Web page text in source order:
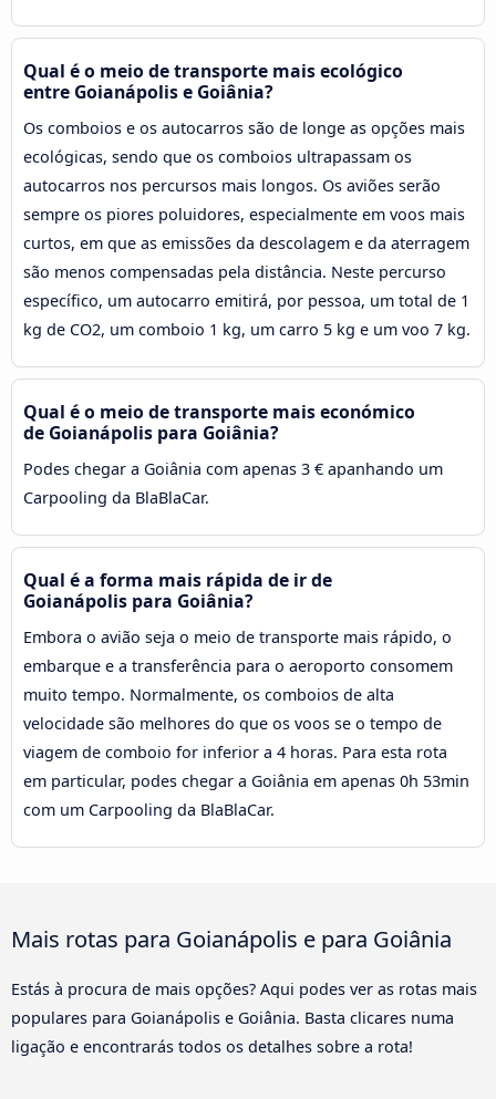
Qual é o meio de transporte mais ecológico
entre Goianápolis e Goiânia?
Os comboios e os autocarros são de longe as opções mais
ecológicas, sendo que os comboios ultrapassam os
autocarros nos percursos mais longos. Os aviões serão
sempre os piores poluidores, especialmente em voos mais
curtos, em que as emissões da descolagem e da aterragem
são menos compensadas pela distância. Neste percurso
específico, um autocarro emitirá, por pessoa, um total de 1
kg de CO2, um comboio 1 kg, um carro 5 kg e um voo 7 kg.
Qual é o meio de transporte mais económico
de Goianápolis para Goiânia?
Podes chegar a Goiânia com apenas 3 € apanhando um
Carpooling da BlaBlaCar.
Qual é a forma mais rápida de ir de
Goianápolis para Goiânia?
Embora o avião seja o meio de transporte mais rápido, o
embarque e a transferência para o aeroporto consomem
muito tempo. Normalmente, os comboios de alta
velocidade são melhores do que os voos se o tempo de
viagem de comboio for inferior a 4 horas. Para esta rota
em particular, podes chegar a Goiânia em apenas 0h 53min
com um Carpooling da BlaBlaCar.
Mais rotas para Goianápolis e para Goiânia
Estás à procura de mais opções? Aqui podes ver as rotas mais
populares para Goianápolis e Goiânia. Basta clicares numa
ligação e encontrarás todos os detalhes sobre a rota!